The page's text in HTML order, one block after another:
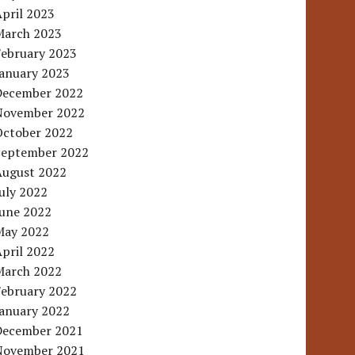
2023
2023
2023
2023
2022
2022
2022
2022
2022
2022
2022
2022
2022
2022
2022
2022
2021
2021